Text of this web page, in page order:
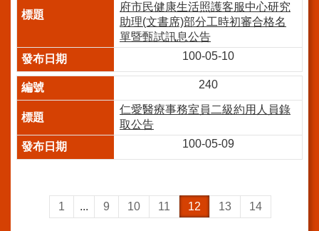
員
箱
宣
使
用
ODF
開
府市民健康生活照護客服中心研究
助理(文書席)部分工時初審合格名
單暨甄試訊息公告
100-05-10
240
仁愛醫療事務室員二級約用人員錄
取公告
100-05-09
1 ... 9 10 11 12 13 14